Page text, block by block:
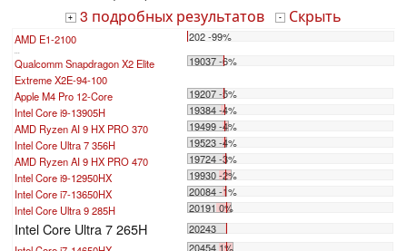
+ 3 подробных результатов - Скрыть
AMD E1-2100 202 -99%
...
Qualcomm Snapdragon X2 Elite
Extreme X2E-94-100
19037 -6%
Apple M4 Pro 12-Core
19207 -5%
Intel Core i9-13905H
19384 -4%
AMD Ryzen AI 9 HX PRO 370
19499 -4%
Intel Core Ultra 7 356H
19523 -4%
AMD Ryzen AI 9 HX PRO 470
19724 -3%
Intel Core i9-12950HX
19930 -2%
Intel Core i7-13650HX
20084 -1%
Intel Core Ultra 9 285H
20191 0%
Intel Core Ultra 7 265H
20243
20454 1%